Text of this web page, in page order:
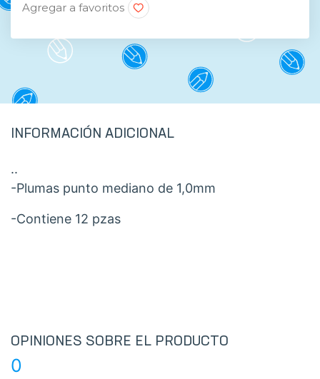
Agregar a favoritos
INFORMACIÓN ADICIONAL
..
-Plumas punto mediano de 1,0mm
-Contiene 12 pzas
OPINIONES SOBRE EL PRODUCTO
0